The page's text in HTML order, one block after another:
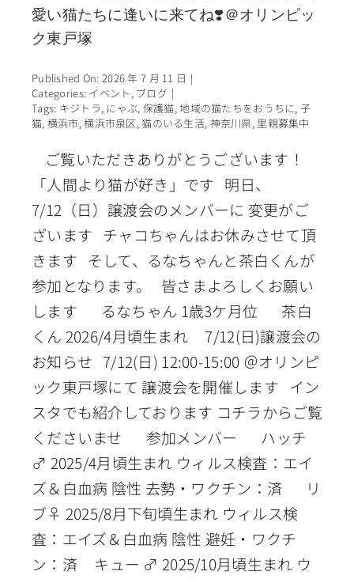
愛い猫たちに逢いに来てね❣️＠オリンピッ
ク東戸塚
Published On: 2026 年 7 月 11 日 |
Categories: イベント , ブログ |
Tags: キジトラ, にゃぶ, 保護猫,地域の猫たちをおうちに,子
猫, 横浜市,横浜市泉区,猫のいる生活, 神奈川県, 里親募集中
ご覧いただきありがとうございます！
「人間より猫が好き」です 明日、
7/12（日）譲渡会のメンバーに 変更がご
ざいます チャコちゃんはお休みさせて頂
きます そして、るなちゃんと茶白くんが
参加となります。 皆さまよろしくお願い
します るなちゃん 1歳3ケ月位 茶白
くん 2026/4月頃生まれ 7/12(日)譲渡会の
お知らせ 7/12(日) 12:00-15:00 ＠オリンピ
ック東戸塚にて 譲渡会を開催します イン
スタでも紹介しております コチラからご覧
くださいませ 参加メンバー ハッチ
♂ 2025/4月頃生まれ ウィルス検査：エイ
ズ＆白血病 陰性 去勢・ワクチン：済 リ
ブ♀ 2025/8月下旬頃生まれ ウィルス検
査：エイズ＆白血病 陰性 避妊・ワクチ
ン：済 キュー ♂ 2025/10月頃生まれ ウ